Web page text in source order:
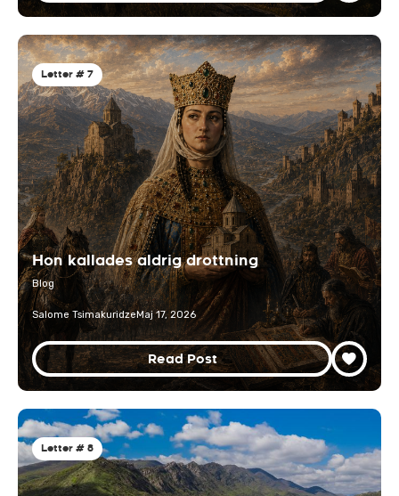
Letter # 7
Hon kallades aldrig drottning
Blog
Salome TsimakuridzeMaj 17, 2026
Read Post
Letter # 8